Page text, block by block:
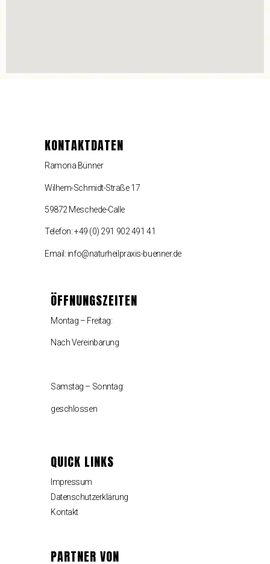
KONTAKTDATEN
Ramona Bünner
Wilhem-Schmidt-Straße 17
59872 Meschede-Calle
Telefon: +49 (0) 291 902 491 41
Email: info@naturheilpraxis-buenner.de
ÖFFNUNGSZEITEN
Montag – Freitag:
Nach Vereinbarung
Samstag – Sonntag:
geschlossen
QUICK LINKS
Impressum
Datenschutzerklärung
Kontakt
PARTNER VON